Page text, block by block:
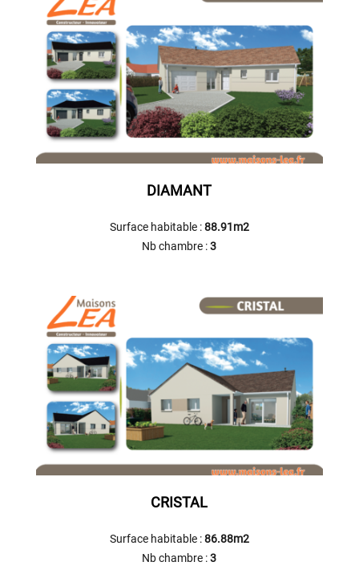
DIAMANT
Surface habitable :88.91m2
Nb chambre :3
CRISTAL
Surface habitable :86.88m2
Nb chambre :3